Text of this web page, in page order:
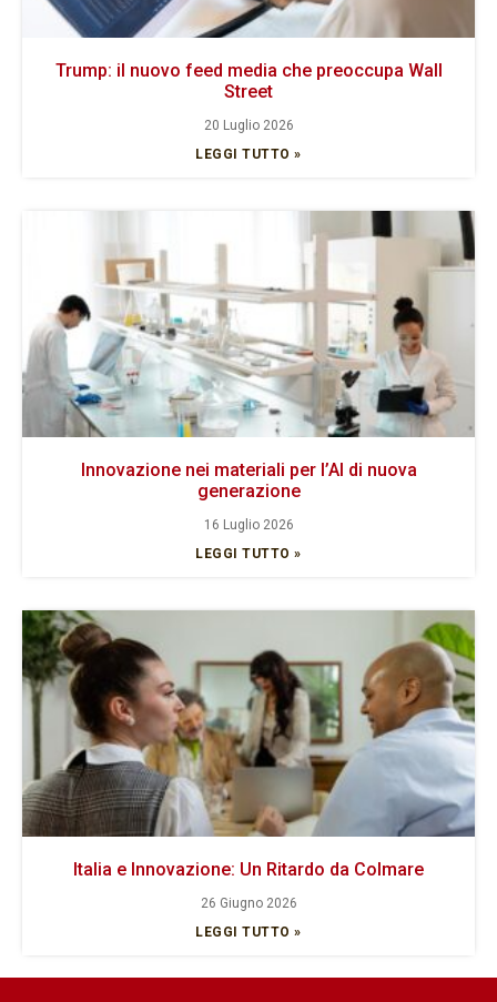
Trump: il nuovo feed media che preoccupa Wall
Street
20 Luglio 2026
LEGGI TUTTO »
Innovazione nei materiali per l’AI di nuova
generazione
16 Luglio 2026
LEGGI TUTTO »
Italia e Innovazione: Un Ritardo da Colmare
26 Giugno 2026
LEGGI TUTTO »